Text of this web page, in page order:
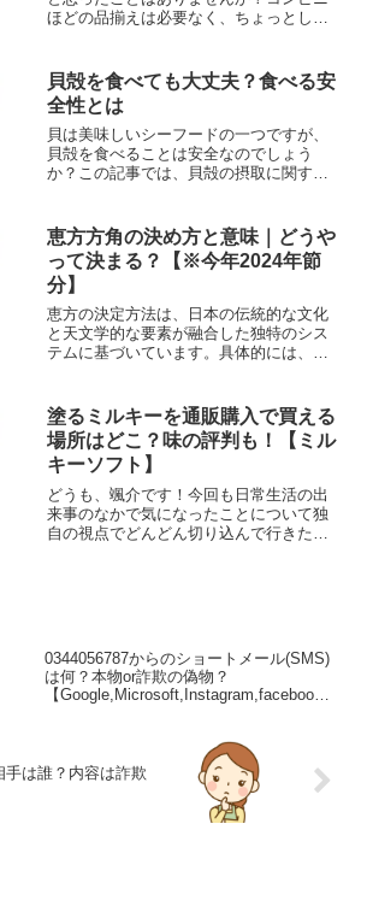
ほどの品揃えは必要なく、ちょっとした
し、日本では24時間営業の100均はほとん
ど見かけません...
貝殻を食べても大丈夫？食べる安
全性とは
貝は美味しいシーフードの一つですが、
貝殻を食べることは安全なのでしょう
か？この記事では、貝殻の摂取に関する
構成されていますが、硬くて消化しにく
い特性があります。食べられ...
恵方方角の決め方と意味｜どうや
って決まる？【※今年2024年節
分】
恵方の決定方法は、日本の伝統的な文化
と天文学的な要素が融合した独特のシス
テムに基づいています。具体的には、次
恵方（えほう）は、古くからの日本の伝
統に基づいて決められますが...
塗るミルキーを通販購入で買える
場所はどこ？味の評判も！【ミル
キーソフト】
どうも、颯介です！今回も日常生活の出
来事のなかで気になったことについて独
自の視点でどんどん切り込んで行きたい
0344056787からのショートメール(SMS)
は何？本物or詐欺の偽物？
【Google,Microsoft,Instagram,facebook
手は誰？内容は詐欺